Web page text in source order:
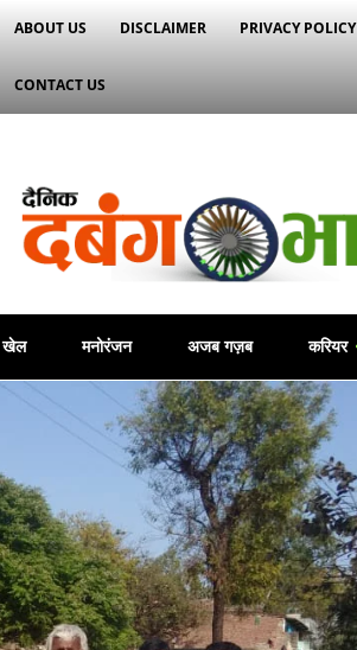
ABOUT US DISCLAIMER PRIVACY POLICY
CONTACT US
खेल मनोरंजन अजब गज़ब करियर